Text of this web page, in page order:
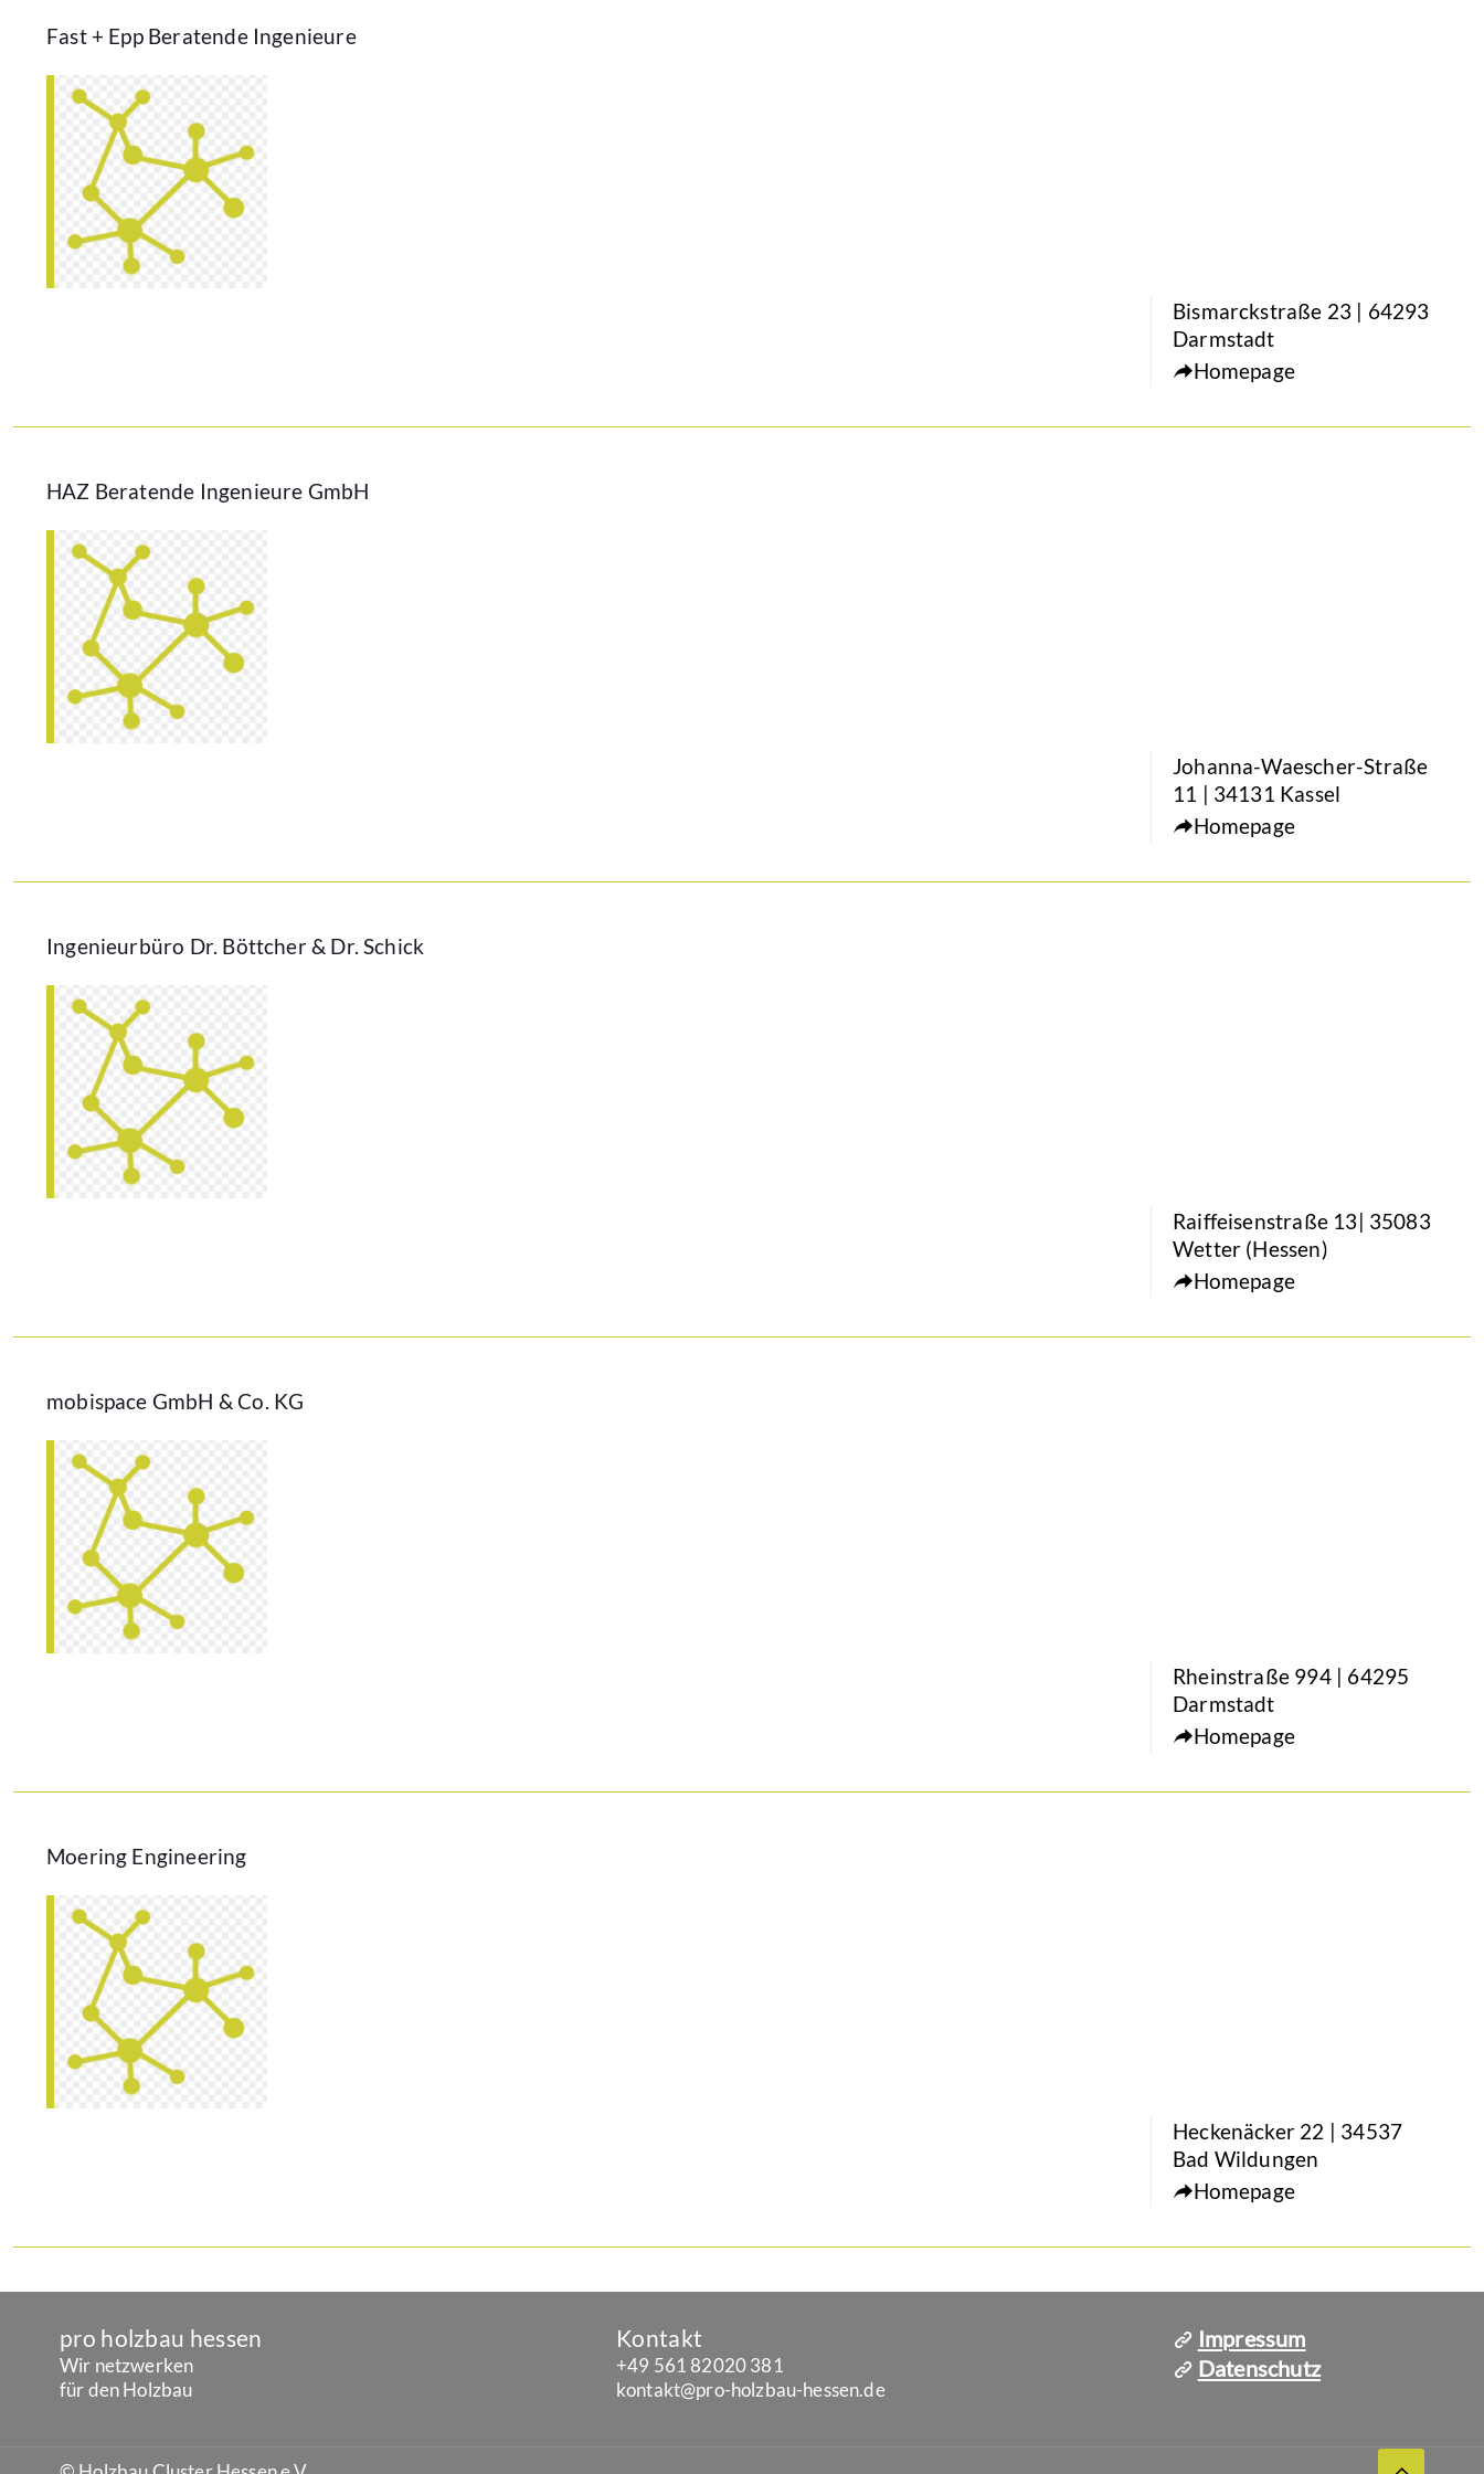
Fast + Epp Beratende Ingenieure
Bismarckstraße 23 | 64293
Darmstadt
Homepage
HAZ Beratende Ingenieure GmbH
Johanna-Waescher-Straße
11 | 34131 Kassel
Homepage
Ingenieurbüro Dr. Böttcher & Dr. Schick
Raiffeisenstraße 13| 35083
Wetter (Hessen)
Homepage
mobispace GmbH & Co. KG
Rheinstraße 994 | 64295
Darmstadt
Homepage
Moering Engineering
Heckenäcker 22 | 34537
Bad Wildungen
Homepage
pro holzbau hessen
Wir netzwerken
für den Holzbau
Kontakt
+49 561 82020 381
kontakt@pro-holzbau-hessen.de
Impressum
Datenschutz